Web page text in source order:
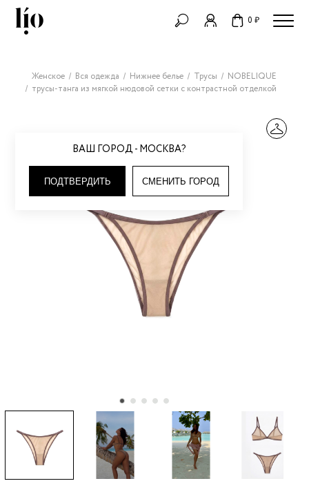
0 ₽
ВАШ ГОРОД - МОСКВА?
ПОДТВЕРДИТЬ СМЕНИТЬ ГОРОД
Женское Вся одежда Нижнее белье Трусы
NOBELIQUE
трусы-танга из мягкой нюдовой сетки с контрастной отделкой